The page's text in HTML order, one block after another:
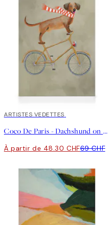
30%*
ARTISTES VEDETTES
Coco De Paris - Dachshund on Bicycle in the Winter Tableau sur toile
À partir de 48.30 CHF69 CHF